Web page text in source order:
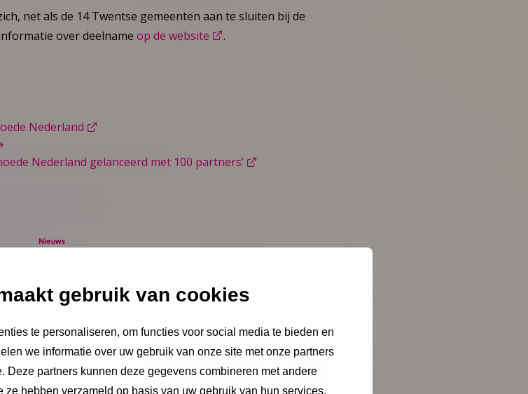
gebruik van cookies
te personaliseren, om functies voor social media te bieden en
we informatie over uw gebruik van onze site met onze partners
Deze partners kunnen deze gegevens combineren met andere
ze hebben verzameld op basis van uw gebruik van hun services.
net als de 14 Twentse gemeenten aan te sluiten bij de
over deelname op de website
.
Nederland
Nederland gelanceerd met 100 partners’
Nieuws
stress van